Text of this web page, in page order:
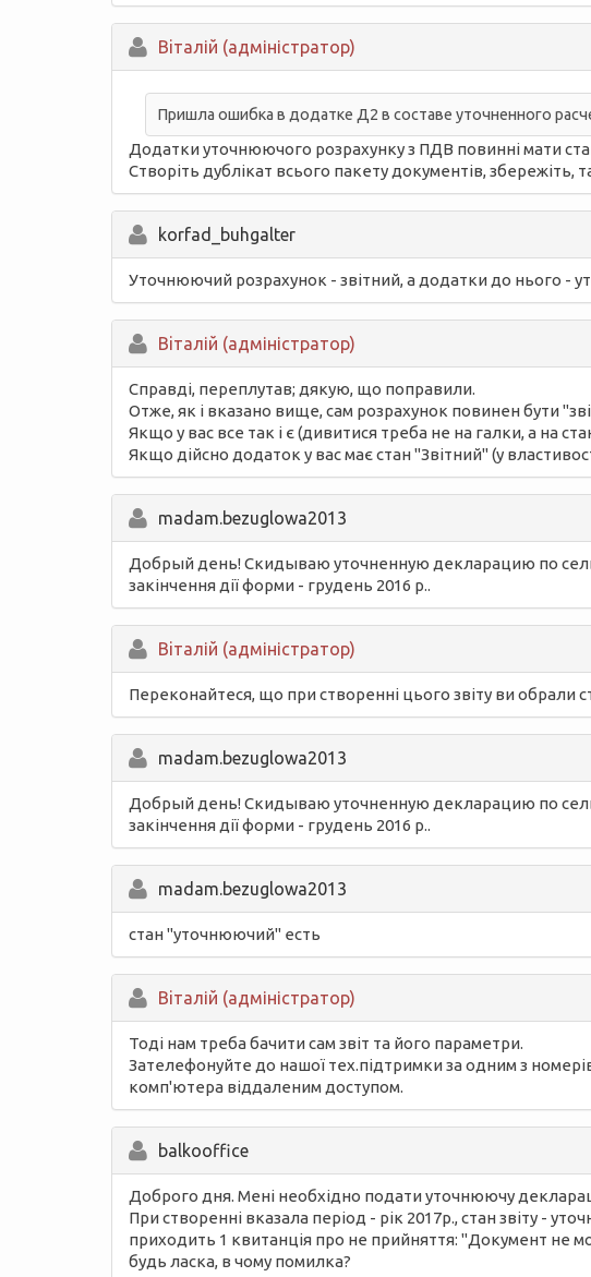
Вiталій (адміністратор)
Пришла ошибка в додатке Д2 в составе уточненного
Додатки уточнюючого розрахунку з ПДВ повинні мати
Створіть дублікат всього пакету документів, збережіть,
korfad_buhgalter
Уточнюючий розрахунок - звітний, а додатки до нього -
Вiталій (адміністратор)
Справді, переплутав; дякую, що поправили.
Отже, як і вказано вище, сам розрахунок повинен бути
Якщо у вас все так і є (дивитися треба не на галки, а на
Якщо дійсно додаток у вас має стан "Звітний" (у
madam.bezuglowa2013
Добрый день! Скидываю уточненную декларацию по
закінчення дії форми - грудень 2016 р..
Вiталій (адміністратор)
Переконайтеся, що при створенні цього звіту ви обрали
madam.bezuglowa2013
Добрый день! Скидываю уточненную декларацию по
закінчення дії форми - грудень 2016 р..
madam.bezuglowa2013
стан "уточнюючий" есть
Вiталій (адміністратор)
Тоді нам треба бачити сам звіт та його параметри.
Зателефонуйте до нашої тех.підтримки за одним з
комп'ютера віддаленим доступом.
balkooffice
Доброго дня. Мені необхідно подати уточнюючу
При створенні вказала період - рік 2017р., стан звіту -
приходить 1 квитанція про не прийняття: "Документ не
будь ласка, в чому помилка?